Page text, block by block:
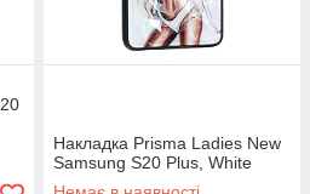
Накладка Prisma Ladies New
Samsung S20 Plus, White